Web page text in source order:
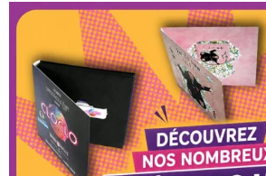
son album live enregistré aux Nuits de
LIRE LA SUITE »
20 février 2026